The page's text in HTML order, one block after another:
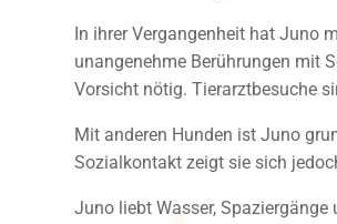
In ihrer Vergangenheit hat Juno
unangenehme Berührungen mit
Vorsicht nötig. Tierarztbesuche
Mit anderen Hunden ist Juno
Sozialkontakt zeigt sie sich
Juno liebt Wasser,